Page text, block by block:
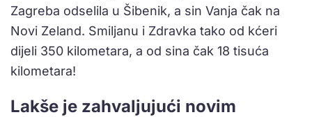
Zagreba odselila u Šibenik, a sin Vanja čak na
Novi Zeland. Smiljanu i Zdravka tako od kćeri
dijeli 350 kilometara, a od sina čak 18 tisuća
kilometara!
Lakše je zahvaljujući novim